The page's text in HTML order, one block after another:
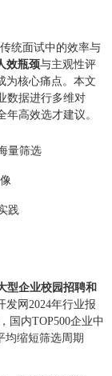
统面试中的效率与
效瓶颈与主观性评
为核心痛点。本文
数据进行多维对
高效选才建议。
量筛选
践
型企业校园招聘和
发网2024年行业报
国内TOP500企业中
均缩短筛选周期